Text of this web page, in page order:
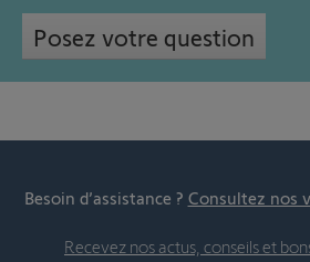
Posez votre question
Besoin d’assistance ? Consultez nos
Recevez nos actus, conseils et